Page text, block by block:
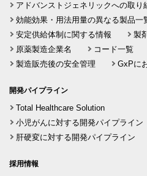
アドバンストジェネリックへの取り
効能効果・用法用量の異なる製品一
安定供給体制に関する情報
製
原薬製造企業名
コード一覧
製造販売後の安全管理
GxPに
開発パイプライン
Total Healthcare Solution
小児がんに対する開発パイプライン
肝硬変に対する開発パイプライン
採用情報